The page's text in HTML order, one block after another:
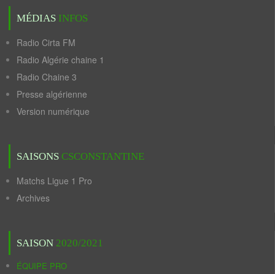
MÉDIAS INFOS
Radio Cirta FM
Radio Algérie chaine 1
Radio Chaine 3
Presse algérienne
Version numérique
SAISONS CSCONSTANTINE
Matchs Ligue 1 Pro
Archives
SAISON 2020/2021
ÉQUIPE PRO